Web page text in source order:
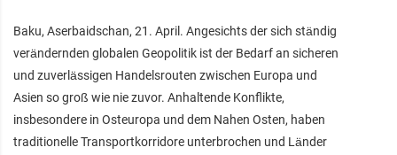
Baku, Aserbaidschan, 21. April. Angesichts der sich ständig
verändernden globalen Geopolitik ist der Bedarf an sicheren
und zuverlässigen Handelsrouten zwischen Europa und
Asien so groß wie nie zuvor. Anhaltende Konflikte,
insbesondere in Osteuropa und dem Nahen Osten, haben
traditionelle Transportkorridore unterbrochen und Länder